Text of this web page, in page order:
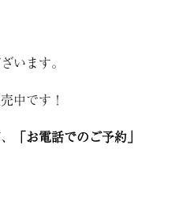
います。
中です！
「お電話でのご予約」